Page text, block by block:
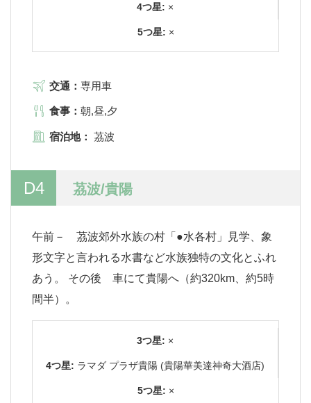
4つ星: ×
5つ星: ×
交通： 専用車
食事： 朝,昼,夕
宿泊地： 茘波
D4 茘波/貴陽
午前－ 茘波郊外水族の村「●水各村」見学、象
形文字と言われる水書など水族独特の文化とふれ
あう。 その後 車にて貴陽へ（約320km、約5時
間半）。
3つ星: ×
4つ星: ラマダ プラザ貴陽 (貴陽華美達神奇大酒店)
5つ星: ×